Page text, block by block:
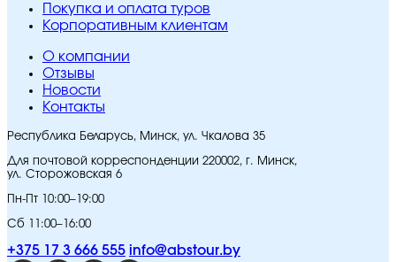
Покупка и оплата туров
Корпоративным клиентам
O компании
Отзывы
Новости
Контакты
Республика Беларусь, Минск, ул. Чкалова 35
Для почтовой корреспонденции 220002, г. Минск,
ул. Сторожовская 6
Пн-Пт 10:00–19:00
Сб 11:00–16:00
+375 17 3 666 555 info@abstour.by